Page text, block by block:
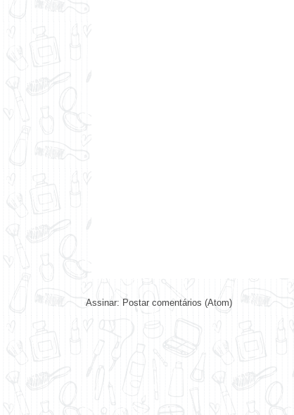
Assinar: Postar comentários (Atom)